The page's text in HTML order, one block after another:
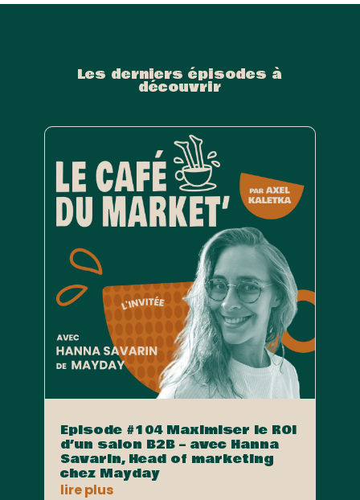
Les derniers épisodes à
découvrir
Episode #104 Maximiser le ROI
d’un salon B2B – avec Hanna
Savarin, Head of marketing
chez Mayday
lire plus